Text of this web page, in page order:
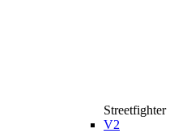
Streetfighter
V2